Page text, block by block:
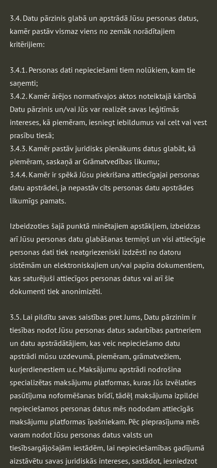
3.4. Datu pārzinis glabā un apstrādā Jūsu personas datus,
kamēr pastāv vismaz viens no zemāk norādītajiem
kritērijiem:
3.4.1. Personas dati nepieciešami tiem nolūkiem, kam tie
saņemti;
3.4.2. Kamēr ārējos normatīvajos aktos noteiktajā kārtībā
Datu pārzinis un/vai Jūs var realizēt savas leģitīmās
intereses, kā piemēram, iesniegt iebildumus vai celt vai vest
prasību tiesā;
3.4.3. Kamēr pastāv juridisks pienākums datus glabāt, kā
piemēram, saskaņā ar Grāmatvedības likumu;
3.4.4. Kamēr ir spēkā Jūsu piekrišana attiecīgajai personas
datu apstrādei, ja nepastāv cits personas datu apstrādes
likumīgs pamats.
Izbeidzoties šajā punktā minētajiem apstākļiem, izbeidzas
arī Jūsu personas datu glabāšanas termiņš un visi attiecīgie
personas dati tiek neatgriezeniski izdzēsti no datoru
sistēmām un elektroniskajiem un/vai papīra dokumentiem,
kas saturējuši attiecīgos personas datus vai arī šie
dokumenti tiek anonimizēti.
3.5. Lai pildītu savas saistības pret Jums, Datu pārzinim ir
tiesības nodot Jūsu personas datus sadarbības partneriem
un datu apstrādātājiem, kas veic nepieciešamo datu
apstrādi mūsu uzdevumā, piemēram, grāmatvežiem,
kurjerdienestiem u.c. Maksājumu apstrādi nodrošina
specializētas maksājumu platformas, kuras Jūs izvēlaties
pasūtījuma noformēšanas brīdī, tādēļ maksājuma izpildei
nepieciešamos personas datus mēs nododam attiecīgās
maksājumu platformas īpašniekam. Pēc pieprasījuma mēs
varam nodot Jūsu personas datus valsts un
tiesībsargājošajām iestādēm, lai nepieciešamības gadījumā
aizstāvētu savas juridiskās intereses, sastādot, iesniedzot